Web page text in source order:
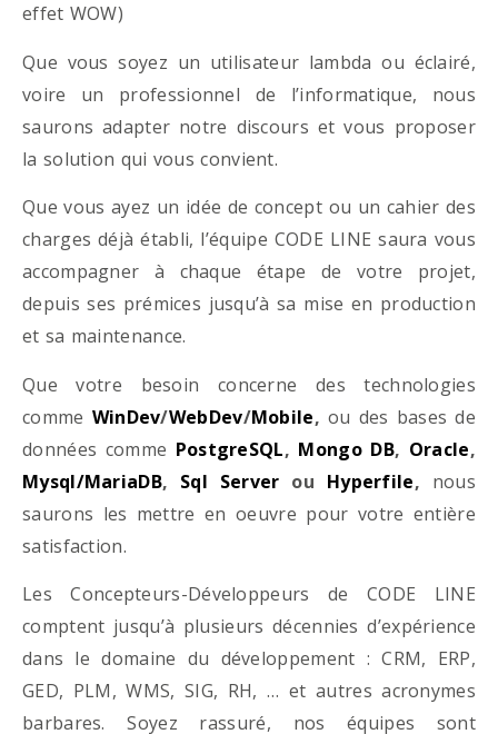
effet WOW)
Que vous soyez un utilisateur lambda ou éclairé,
voire un professionnel de l’informatique, nous
saurons adapter notre discours et vous proposer
la solution qui vous convient.
Que vous ayez un idée de concept ou un cahier des
charges déjà établi, l’équipe CODE LINE saura vous
accompagner à chaque étape de votre projet,
depuis ses prémices jusqu’à sa mise en production
et sa maintenance.
Que votre besoin concerne des technologies
comme WinDev/WebDev/Mobile, ou des bases de
données comme PostgreSQL, Mongo DB, Oracle,
Mysql/MariaDB, Sql Server ou Hyperfile, nous
saurons les mettre en oeuvre pour votre entière
satisfaction.
Les Concepteurs-Développeurs de CODE LINE
comptent jusqu’à plusieurs décennies d’expérience
dans le domaine du développement : CRM, ERP,
GED, PLM, WMS, SIG, RH, … et autres acronymes
barbares. Soyez rassuré, nos équipes sont